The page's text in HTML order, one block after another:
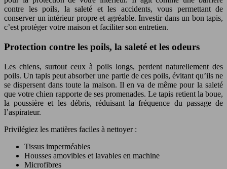
contre les poils, la saleté et les accidents, vous permettant de
conserver un intérieur propre et agréable. Investir dans un bon tapis,
c’est protéger votre maison et faciliter son entretien.
Protection contre les poils, la saleté et les odeurs
Les chiens, surtout ceux à poils longs, perdent naturellement des
poils. Un tapis peut absorber une partie de ces poils, évitant qu’ils ne
se dispersent dans toute la maison. Il en va de même pour la saleté
que votre chien rapporte de ses promenades. Le tapis retient la boue,
la poussière et les débris, réduisant la fréquence du passage de
l’aspirateur.
Privilégiez les matières faciles à nettoyer :
Tissus imperméables
Housses amovibles et lavables en machine
Microfibres